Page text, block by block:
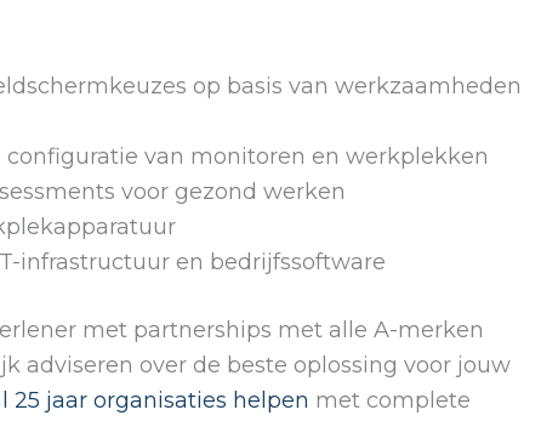
op basis van werkzaamheden
configuratie van monitoren en werkplekken
voor gezond werken
infrastructuur en bedrijfssoftware
met partnerships met alle A-merken
adviseren over de beste oplossing voor jouw
25 jaar organisaties helpen met complete